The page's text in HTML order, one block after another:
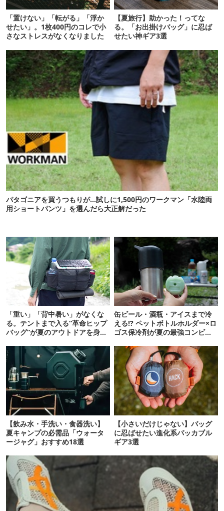
「置けない」「転がる」「浮か
せたい」。1枚400円のコレで小
さなストレスがなくなりました
【夏旅行】助かった！ってな
る。「お出掛けバッグ」に忍ば
せたい神ギア3選
パタゴニアを買うつもりが…試しに1,500円のワークマン「水陸両
用ショートパンツ」を選んだら大正解だった
「重い」「背中暑い」がなくな
る。テントまで入る“革命ヒップ
バッグ”が夏のアウトドアを身軽
缶ビール・酒瓶・アイスまで冷
える!? ペットボトルホルダー×ロ
ゴス保冷剤が夏の最強コンビだ
【飲み水・手洗い・食器洗い】
夏キャンプの必需品「ウォータ
ージャグ」おすすめ18選
【小さいだけじゃない】バッグ
に忍ばせたい進化系パッカブル
ギア3選